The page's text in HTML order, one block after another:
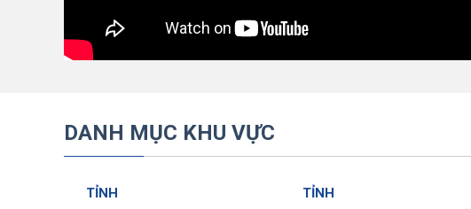
DANH MỤC KHU VỰC
TỈNH TỈNH